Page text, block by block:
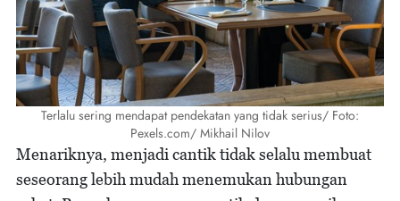
Terlalu sering mendapat pendekatan yang tidak serius/ Foto:
Pexels.com/ Mikhail Nilov
Menariknya, menjadi cantik tidak selalu membuat
seseorang lebih mudah menemukan hubungan